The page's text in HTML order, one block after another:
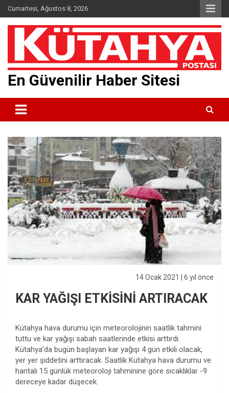
Skip
to
content
Cumartesi, Ağustos 8, 2026
En Güvenilir Haber Sitesi
14 Ocak 2021 | 6 yıl önce
KAR YAĞIŞI ETKİSİNİ ARTIRACAK
Kütahya hava durumu için meteorolojinin saatlik tahmini
tuttu ve kar yağışı sabah saatlerinde etkisi arttırdı.
Kütahya’da bugün başlayan kar yağışı 4 gün etkili olacak,
yer yer şiddetini arttıracak. Saatlik Kütahya hava durumu ve
haritalı 15 günlük meteoroloji tahminine göre sıcaklıklar -9
dereceye kadar düşecek.